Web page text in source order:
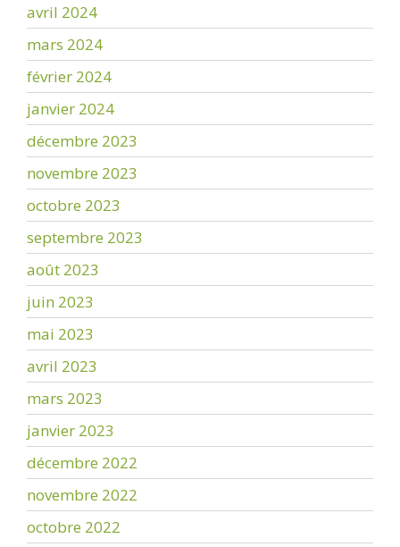
avril 2024
mars 2024
février 2024
janvier 2024
décembre 2023
novembre 2023
octobre 2023
septembre 2023
août 2023
juin 2023
mai 2023
avril 2023
mars 2023
janvier 2023
décembre 2022
novembre 2022
octobre 2022